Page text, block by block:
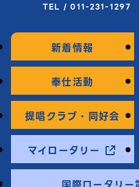
TEL / 011-231-1297
新着情報
奉仕活動
提唱クラブ・同好会
マイロータリー